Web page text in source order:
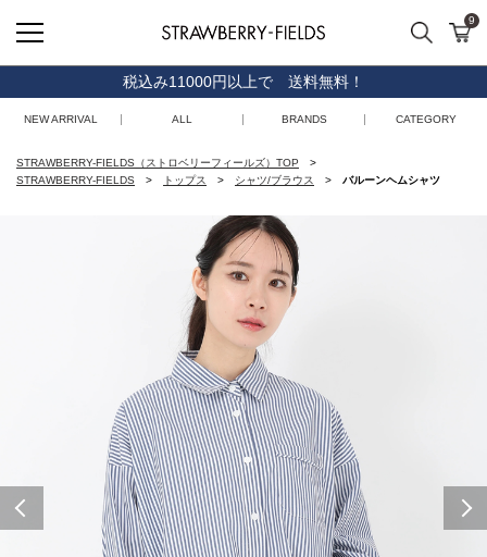
STRAWBERRY-FIELDS
検索 カ
9
税込み11000円以上で 送料無料！
NEW ARRIVAL ALL BRANDS CATEGORY
STRAWBERRY-FIELDS（ストロベリーフィールズ）TOP
STRAWBERRY-FIELDS
トップス シャツ/ブラウス バルーンヘムシャツ